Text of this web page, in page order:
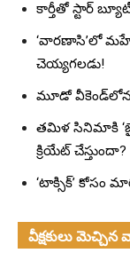
కార్తీతో స్టార్
‘వారణాసి’లో
చెయ్యగలడు!
మూడో వీకెండ్‌లోనూ
తమిళ సినిమాకి
క్రియేట్ చేస్తుందా?
‘టాక్సిక్’ కోసం
వీక్షకులు మెచ్చిన